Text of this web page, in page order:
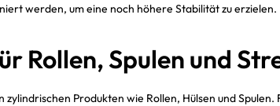
werden, um eine noch höhere Stabilität zu erzielen.
Rollen, Spulen und
zylindrischen Produkten wie Rollen, Hülsen und